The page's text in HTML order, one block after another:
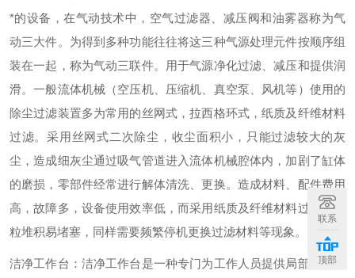
*的设备，在气动技术中，空气过滤器、减压阀和油雾器称为气
动三大件。为得到多种功能往往将这三种气源处理元件按顺序组
装在一起，称为气动三联件。用于气源净化过滤、减压和提供润
滑。一般流体机械（空压机、压缩机、真空泵、风机等）使用的
除尘过滤装置多为常用的丝网式，拉西格环式，纸质及纤维材料
过滤。采用丝网式二次除尘，收尘面积小，只能过滤较大的灰
尘，造成细灰尘通过吸气管道进入流体机械腔体内，加剧了缸体
的磨损，零部件经常进行解体清洗、更换。造成材料、配件费用
高，故障多，设备使用效率低，而采用纸质及纤维材料过滤，尘
粒堆积易堵塞，同样需要频繁停机更换过滤材料等现象。
洁净工作台：洁净工作台是一种专门为工作人员提供局部无尘、
联系
顶部